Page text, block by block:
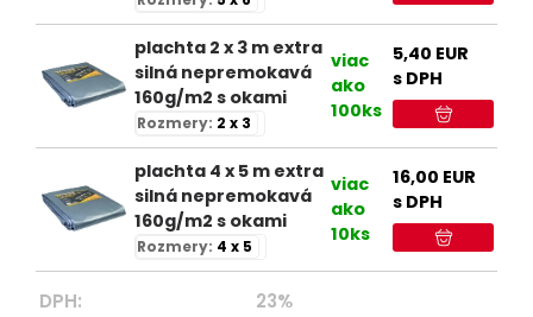
plachta 2 x 3 m extra
silná nepremokavá
160g/m2 s okami
Rozmery: 2 x 3
viac
ako
100ks
5,40 EUR
s DPH
plachta 4 x 5 m extra
silná nepremokavá
160g/m2 s okami
Rozmery: 4 x 5
viac
ako
10ks
16,00 EUR
s DPH
DPH:
23%